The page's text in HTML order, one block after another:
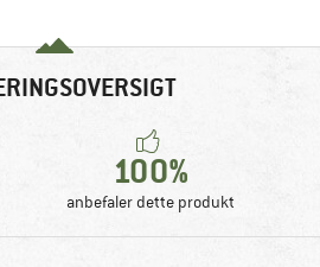
100%
anbefaler dette produkt